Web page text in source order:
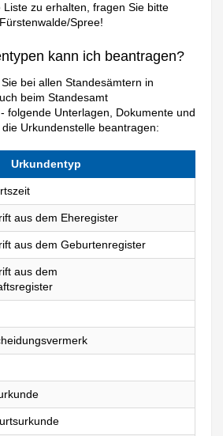
Liste zu erhalten, fragen Sie bitte
Spree!
kann ich beantragen?
bei allen Standesämtern in
beim Standesamt
folgende Unterlagen, Dokumente und
Urkundenstelle beantragen:
Urkundentyp
aus dem Eheregister
aus dem Geburtenregister
aus dem